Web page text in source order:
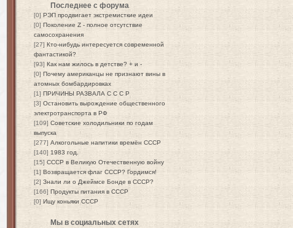
Последнее с форума
[0] РЭП продвигает экстремисткие идеи
[0] Поколение Z - полное отсутствие
самосохранения
[27] Кто-нибудь интересуется современной
фантастикой?
[93] Как нам жилось в детстве? + и -
[0] Почему американцы не признают вины в
атомных бомбардировках
[1] ПРИЧИНЫ РАЗВАЛА С С С Р
[3] Остановить вырождение общественного
электротранспорта в РФ
[109] Советские холодильники по годам
выпуска
[277] Алкогольные напитики времён СССР
[140] 1983 год.
[15] СССР в Великую Отечественную войну
[1] Возвращается флаг СССР? Гордимся!
[2] Знали ли о Джеймсе Бонде в СССР?
[166] Продукты питания в СССР
[0] Ищу коньяки СССР
Мы в социальных сетях